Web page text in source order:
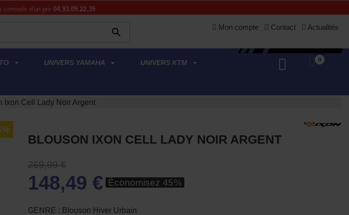
conseils d'un pro 04.93.09.22.39
 Mon compte Contact Actualités
UNIVERS YAMAHA UNIVERS KTM 0
Ixon Cell Lady Noir Argent
BLOUSON IXON CELL LADY NOIR ARGENT
269,99 €
148,49 € Économisez 45%
GENRE : Blouson Hiver Urbain